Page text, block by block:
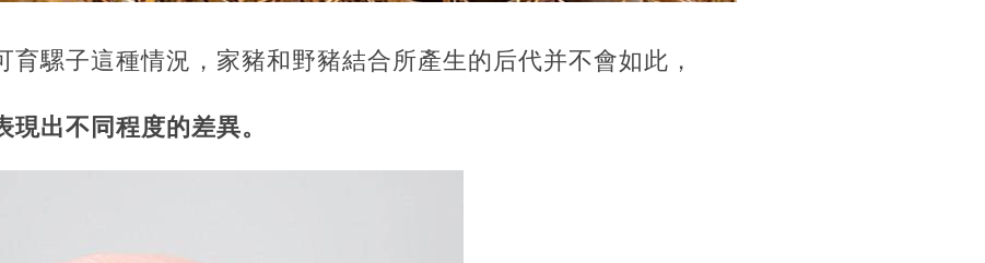
育騾子這種情況，家豬和野豬結合所產生的后代并不會如此，
出不同程度的差異。